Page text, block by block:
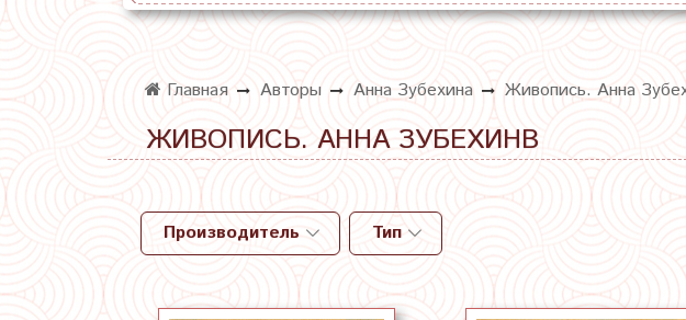
Главная Авторы Анна Зубехина Живопись. Анна
ЖИВОПИСЬ. АННА ЗУБЕХИНВ
Производитель Тип